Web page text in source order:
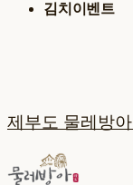
김치이벤트
제부도 물레방